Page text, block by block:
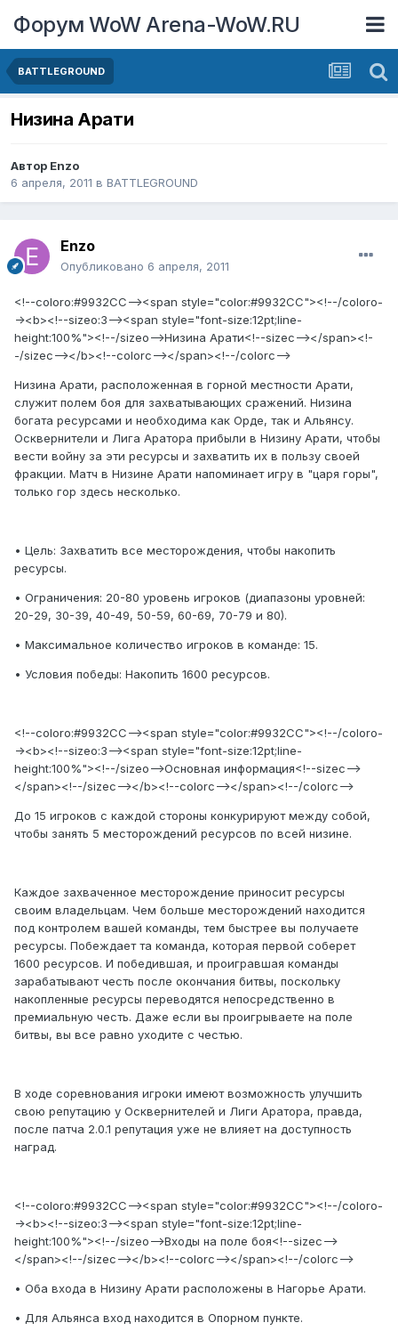
Форум WoW Arena-WoW.RU
BATTLEGROUND
Низина Арати
Автор Enzo
6 апреля, 2011 в BATTLEGROUND
Enzo
Опубликовано 6 апреля, 2011
<!--coloro:#9932CC--><span style="color:#9932CC"><!--/coloro-
-><b><!--sizeo:3--><span style="font-size:12pt;line-
height:100%"><!--/sizeo-->Низина Арати<!--sizec--></span><!-
-/sizec--></b><!--colorc--></span><!--/colorc-->
Низина Арати, расположенная в горной местности Арати,
служит полем боя для захватывающих сражений. Низина
богата ресурсами и необходима как Орде, так и Альянсу.
Осквернители и Лига Аратора прибыли в Низину Арати, чтобы
вести войну за эти ресурсы и захватить их в пользу своей
фракции. Матч в Низине Арати напоминает игру в "царя горы",
только гор здесь несколько.
• Цель: Захватить все месторождения, чтобы накопить
ресурсы.
• Ограничения: 20-80 уровень игроков (диапазоны уровней:
20-29, 30-39, 40-49, 50-59, 60-69, 70-79 и 80).
• Максимальное количество игроков в команде: 15.
• Условия победы: Накопить 1600 ресурсов.
<!--coloro:#9932CC--><span style="color:#9932CC"><!--/coloro-
-><b><!--sizeo:3--><span style="font-size:12pt;line-
height:100%"><!--/sizeo-->Основная информация<!--sizec-->
</span><!--/sizec--></b><!--colorc--></span><!--/colorc-->
До 15 игроков с каждой стороны конкурируют между собой,
чтобы занять 5 месторождений ресурсов по всей низине.
Каждое захваченное месторождение приносит ресурсы
своим владельцам. Чем больше месторождений находится
под контролем вашей команды, тем быстрее вы получаете
ресурсы. Побеждает та команда, которая первой соберет
1600 ресурсов. И победившая, и проигравшая команды
зарабатывают честь после окончания битвы, поскольку
накопленные ресурсы переводятся непосредственно в
премиальную честь. Даже если вы проигрываете на поле
битвы, вы все равно уходите с честью.
В ходе соревнования игроки имеют возможность улучшить
свою репутацию у Осквернителей и Лиги Аратора, правда,
после патча 2.0.1 репутация уже не влияет на доступность
наград.
<!--coloro:#9932CC--><span style="color:#9932CC"><!--/coloro-
-><b><!--sizeo:3--><span style="font-size:12pt;line-
height:100%"><!--/sizeo-->Входы на поле боя<!--sizec-->
</span><!--/sizec--></b><!--colorc--></span><!--/colorc-->
• Оба входа в Низину Арати расположены в Нагорье Арати.
• Для Альянса вход находится в Опорном пункте.